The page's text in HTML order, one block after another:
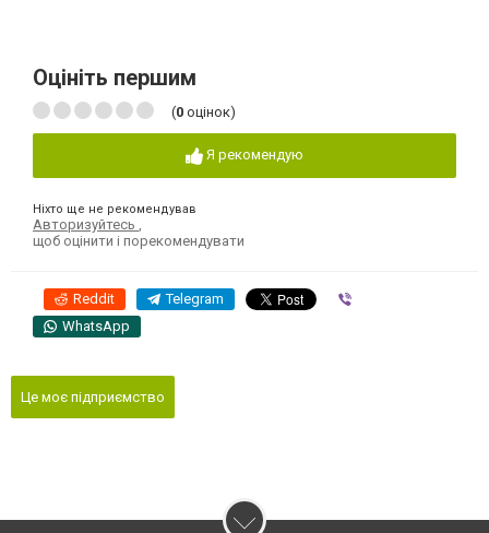
Оцініть першим
(0 оцінок)
Я рекомендую
Ніхто ще не рекомендував
Авторизуйтесь
щоб оцінити і порекомендувати
Reddit Telegram
WhatsApp
Це моє підприємство